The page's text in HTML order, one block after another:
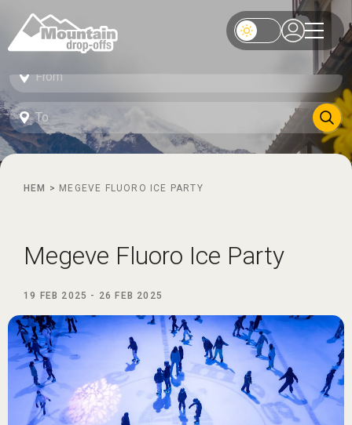
HEM > MEGEVE FLUORO ICE PARTY
Megeve Fluoro Ice Party
19 FEB 2025 - 26 FEB 2025